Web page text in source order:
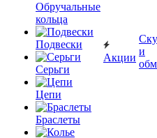
Обручальные
кольца
Подвески
Серьги
Цепи
Браслеты
Акции
и